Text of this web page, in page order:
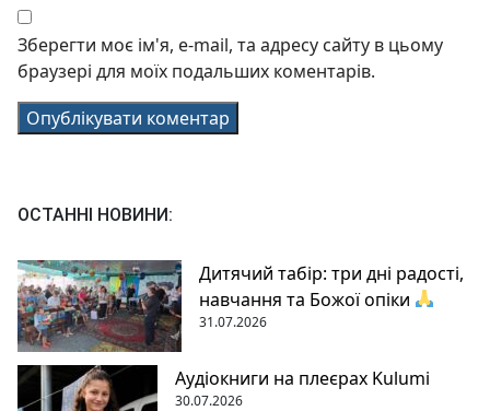
Зберегти моє ім'я, e-mail, та адресу сайту в цьому
браузері для моїх подальших коментарів.
ОСТАННІ НОВИНИ:
Дитячий табір: три дні радості,
навчання та Божої опіки
31.07.2026
Аудіокниги на плеєрах Kulumi
30.07.2026